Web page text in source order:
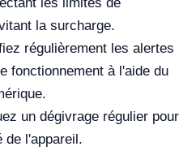
la surcharge.
régulièrement les alertes
fonctionnement à l'aide du
un dégivrage régulier pour
de l'appareil.